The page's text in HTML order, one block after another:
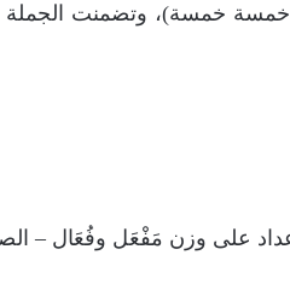
خمسة)، وتضمنت الجملة
على وزن مَفْعَل وفُعَال –